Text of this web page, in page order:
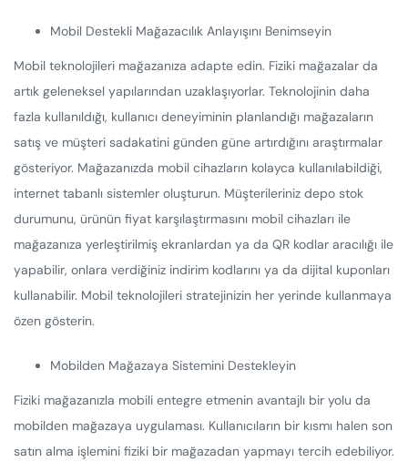
Mobil Destekli Mağazacılık Anlayışını Benimseyin
Mobil teknolojileri mağazanıza adapte edin. Fiziki mağazalar da
artık geleneksel yapılarından uzaklaşıyorlar. Teknolojinin daha
fazla kullanıldığı, kullanıcı deneyiminin planlandığı mağazaların
satış ve müşteri sadakatini günden güne artırdığını araştırmalar
gösteriyor. Mağazanızda mobil cihazların kolayca kullanılabildiği,
internet tabanlı sistemler oluşturun. Müşterileriniz depo stok
durumunu, ürünün fiyat karşılaştırmasını mobil cihazları ile
mağazanıza yerleştirilmiş ekranlardan ya da QR kodlar aracılığı ile
yapabilir, onlara verdiğiniz indirim kodlarını ya da dijital kuponları
kullanabilir. Mobil teknolojileri stratejinizin her yerinde kullanmaya
özen gösterin.
Mobilden Mağazaya Sistemini Destekleyin
Fiziki mağazanızla mobili entegre etmenin avantajlı bir yolu da
mobilden mağazaya uygulaması. Kullanıcıların bir kısmı halen son
satın alma işlemini fiziki bir mağazadan yapmayı tercih edebiliyor.